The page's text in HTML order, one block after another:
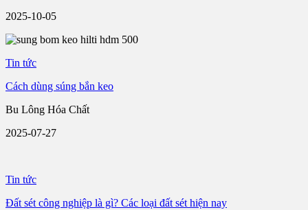
2025-10-05
Tin tức
Cách dùng súng bắn keo
Bu Lông Hóa Chất
2025-07-27
Tin tức
Đất sét công nghiệp là gì? Các loại đất sét hiện nay